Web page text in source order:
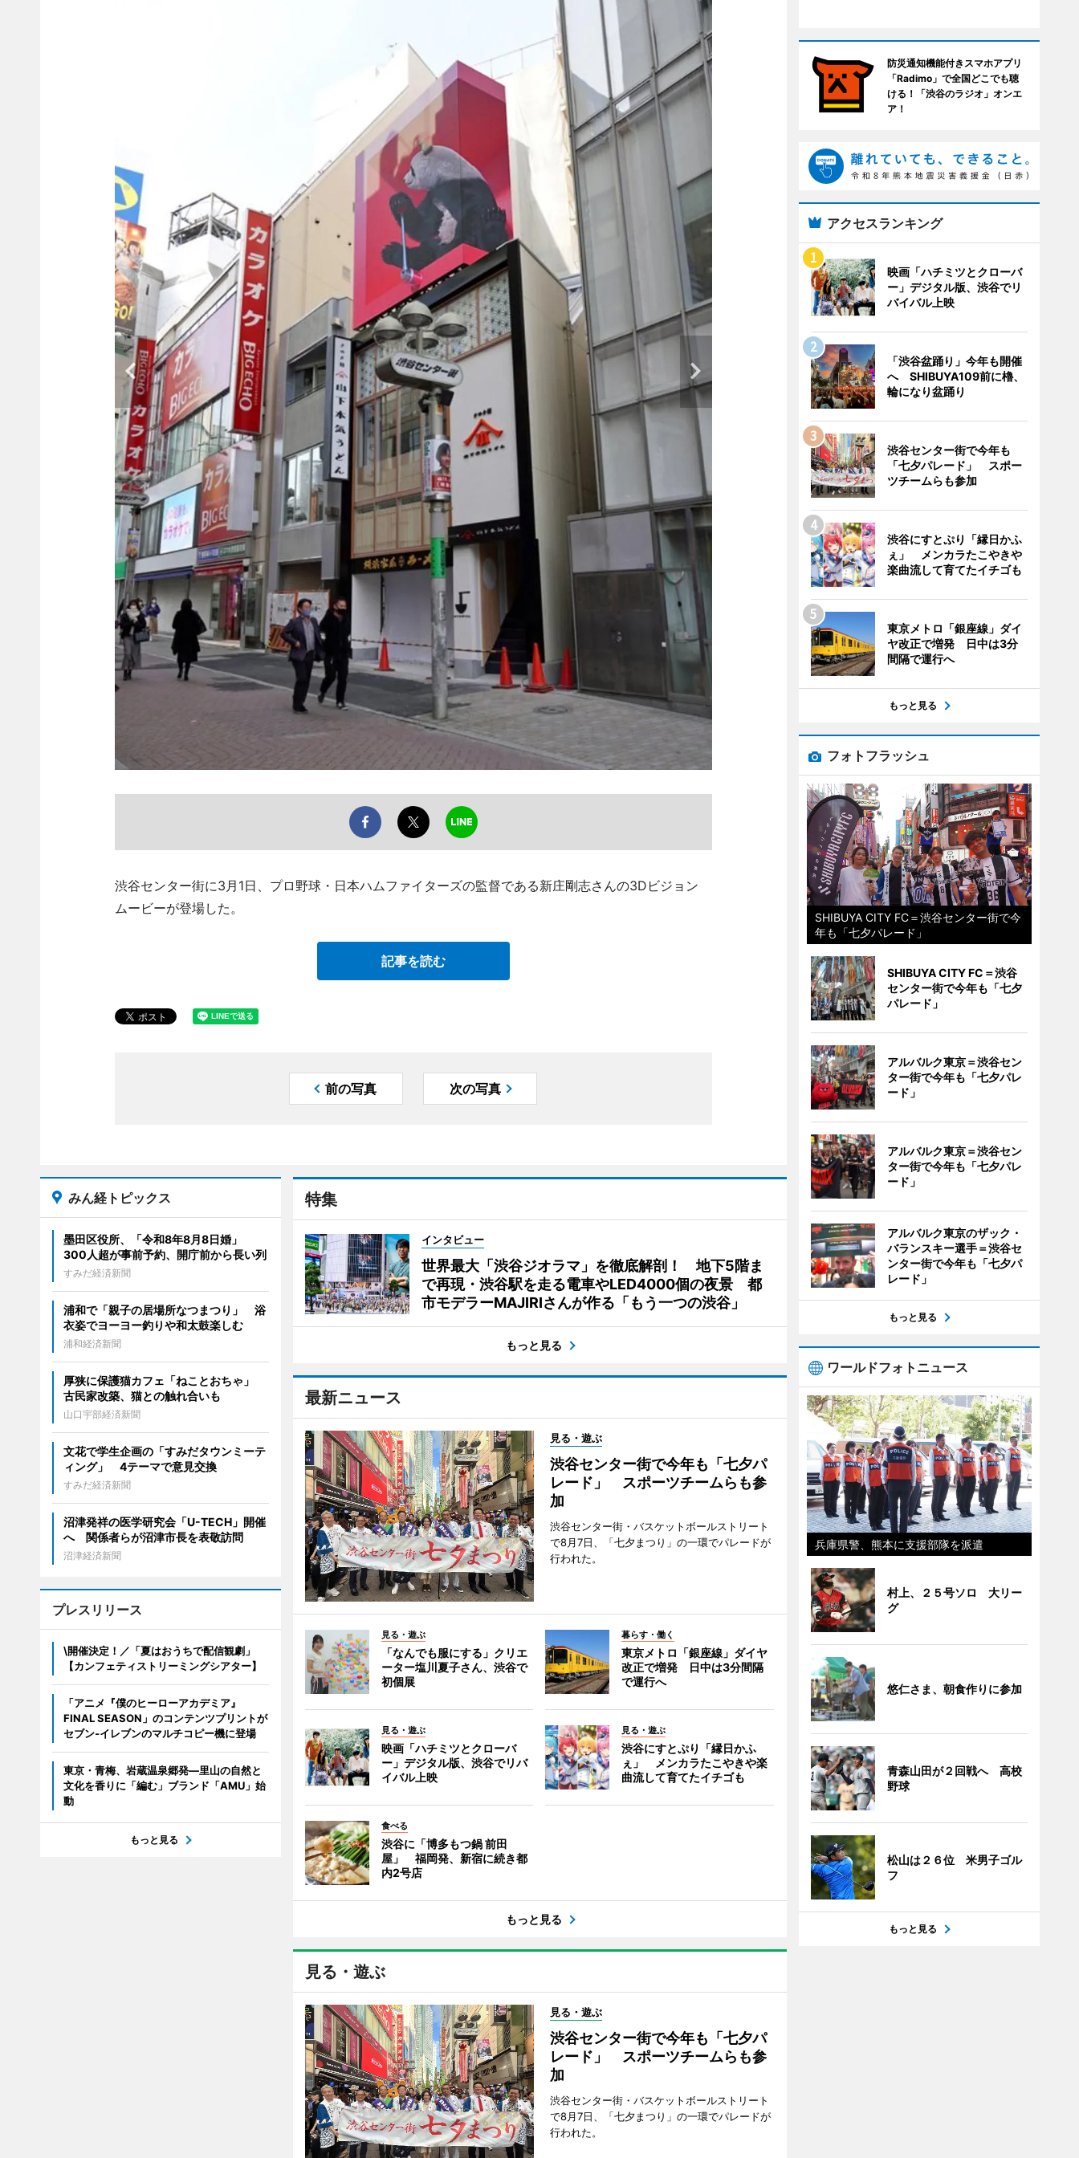
渋谷センター街に3月1日、プロ野球・日本ハムファイターズの監督である新庄剛志さんの3Dビジョン
ムービーが登場した。
記事を読む
前の写真 次の写真
特集
インタビュー
世界最大「渋谷ジオラマ」を徹底解剖！ 地下5階ま
で再現・渋谷駅を走る電車やLED4000個の夜景 都
市モデラーMAJIRIさんが作る「もう一つの渋谷」
もっと見る
最新ニュース
見る・遊ぶ
渋谷センター街で今年も「七夕パ
レード」 スポーツチームらも参
加
渋谷センター街・バスケットボールストリート
で8月7日、「七夕まつり」の一環でパレードが
行われた。
見る・遊ぶ
「なんでも服にする」クリエ
ーター塩川夏子さん、渋谷で
初個展
暮らす・働く
東京メトロ「銀座線」ダイヤ
改正で増発 日中は3分間隔
で運行へ
見る・遊ぶ
映画「ハチミツとクローバ
ー」デジタル版、渋谷でリバ
イバル上映
見る・遊ぶ
渋谷にすとぷり「縁日かふ
ぇ」 メンカラたこやきや楽
曲流して育てたイチゴも
食べる
渋谷に「博多もつ鍋 前田
屋」 福岡発、新宿に続き都
内2号店
もっと見る
見る・遊ぶ
見る・遊ぶ
渋谷センター街で今年も「七夕パ
レード」 スポーツチームらも参
加
渋谷センター街・バスケットボールストリート
で8月7日、「七夕まつり」の一環でパレードが
行われた。
みん経トピックス
墨田区役所、「令和8年8月8日婚」
300人超が事前予約、開庁前から長い列
すみだ経済新聞
浦和で「親子の居場所なつまつり」 浴
衣姿でヨーヨー釣りや和太鼓楽しむ
浦和経済新聞
厚狭に保護猫カフェ「ねことおちゃ」
古民家改築、猫との触れ合いも
山口宇部経済新聞
文花で学生企画の「すみだタウンミーテ
ィング」 4テーマで意見交換
すみだ経済新聞
沼津発祥の医学研究会「U-TECH」開催
へ 関係者らが沼津市長を表敬訪問
沼津経済新聞
プレスリリース
\開催決定！／「夏はおうちで配信観劇」
【カンフェティストリーミングシアター】
「アニメ『僕のヒーローアカデミア』
FINAL SEASON」のコンテンツプリントが
セブン‐イレブンのマルチコピー機に登場
東京・青梅、岩蔵温泉郷発―里山の自然と
文化を香りに「編む」ブランド「AMU」始
動
もっと見る
防災通知機能付きスマホアプリ
「Radimo」で全国どこでも聴
ける！「渋谷のラジオ」オンエ
ア！
アクセスランキング
映画「ハチミツとクローバ
ー」デジタル版、渋谷でリ
バイバル上映
「渋谷盆踊り」今年も開催
へ SHIBUYA109前に櫓、
輪になり盆踊り
渋谷センター街で今年も
「七夕パレード」 スポー
ツチームらも参加
渋谷にすとぷり「縁日かふ
ぇ」 メンカラたこやきや
楽曲流して育てたイチゴも
東京メトロ「銀座線」ダイ
ヤ改正で増発 日中は3分
間隔で運行へ
もっと見る
フォトフラッシュ
SHIBUYA CITY FC＝渋谷センター街で今
年も「七夕パレード」
SHIBUYA CITY FC＝渋谷
センター街で今年も「七夕
パレード」
アルバルク東京＝渋谷セン
ター街で今年も「七夕パレ
ード」
アルバルク東京＝渋谷セン
ター街で今年も「七夕パレ
ード」
アルバルク東京のザック・
バランスキー選手＝渋谷セ
ンター街で今年も「七夕パ
レード」
もっと見る
ワールドフォトニュース
兵庫県警、熊本に支援部隊を派遣
村上、２５号ソロ 大リー
グ
悠仁さま、朝食作りに参加
青森山田が２回戦へ 高校
野球
松山は２６位 米男子ゴル
フ
もっと見る